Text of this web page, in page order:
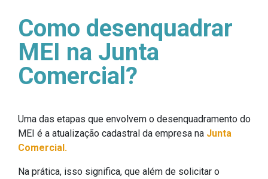
Como desenquadrar
MEI na Junta
Comercial?
Uma das etapas que envolvem o desenquadramento do
MEI é a atualização cadastral da empresa na Junta
Comercial.
Na prática, isso significa, que além de solicitar o